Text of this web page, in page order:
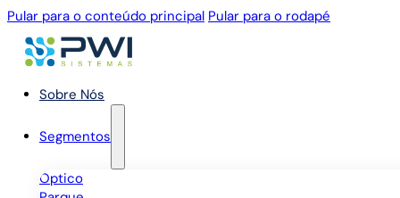
Pular para o conteúdo principal Pular para o rodapé
Sobre Nós
Segmentos
Óptico